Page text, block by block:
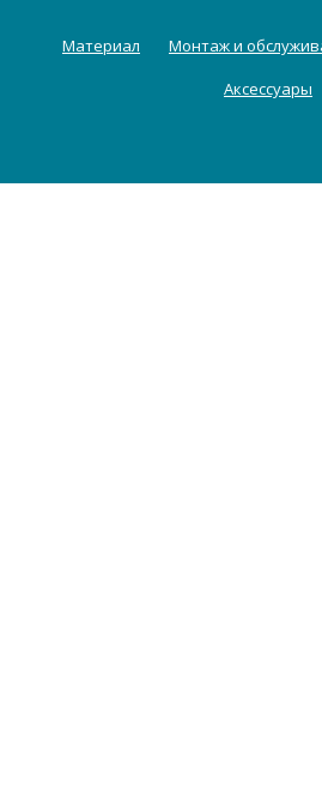
Материал Монтаж и
Аксессуары